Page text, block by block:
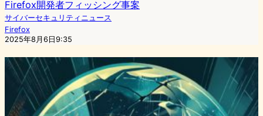
Firefox開発者フィッシング事案
サイバーセキュリティニュース
Firefox
2025年8月6日9:35